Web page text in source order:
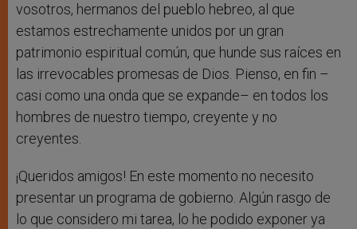
vosotros, hermanos del pueblo hebreo, al que
estamos estrechamente unidos por un gran
patrimonio espiritual común, que hunde sus raíces en
las irrevocables promesas de Dios. Pienso, en fin –
casi como una onda que se expande– en todos los
hombres de nuestro tiempo, creyente y no
creyentes.
¡Queridos amigos! En este momento no necesito
presentar un programa de gobierno. Algún rasgo de
lo que considero mi tarea, lo he podido exponer ya